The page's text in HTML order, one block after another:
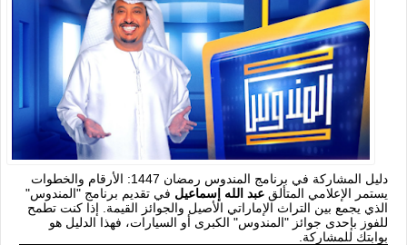
دليل المشاركة في برنامج المندوس رمضان 1447: الأرقام والخطوات
يستمر الإعلامي المتألق عبد الله إسماعيل في تقديم برنامج "المندوس"
الذي يجمع بين التراث الإماراتي الأصيل والجوائز القيمة. إذا كنت تطمح
للفوز بإحدى جوائز "المندوس" الكبرى أو السيارات، فهذا الدليل هو
بوابتك للمشاركة.